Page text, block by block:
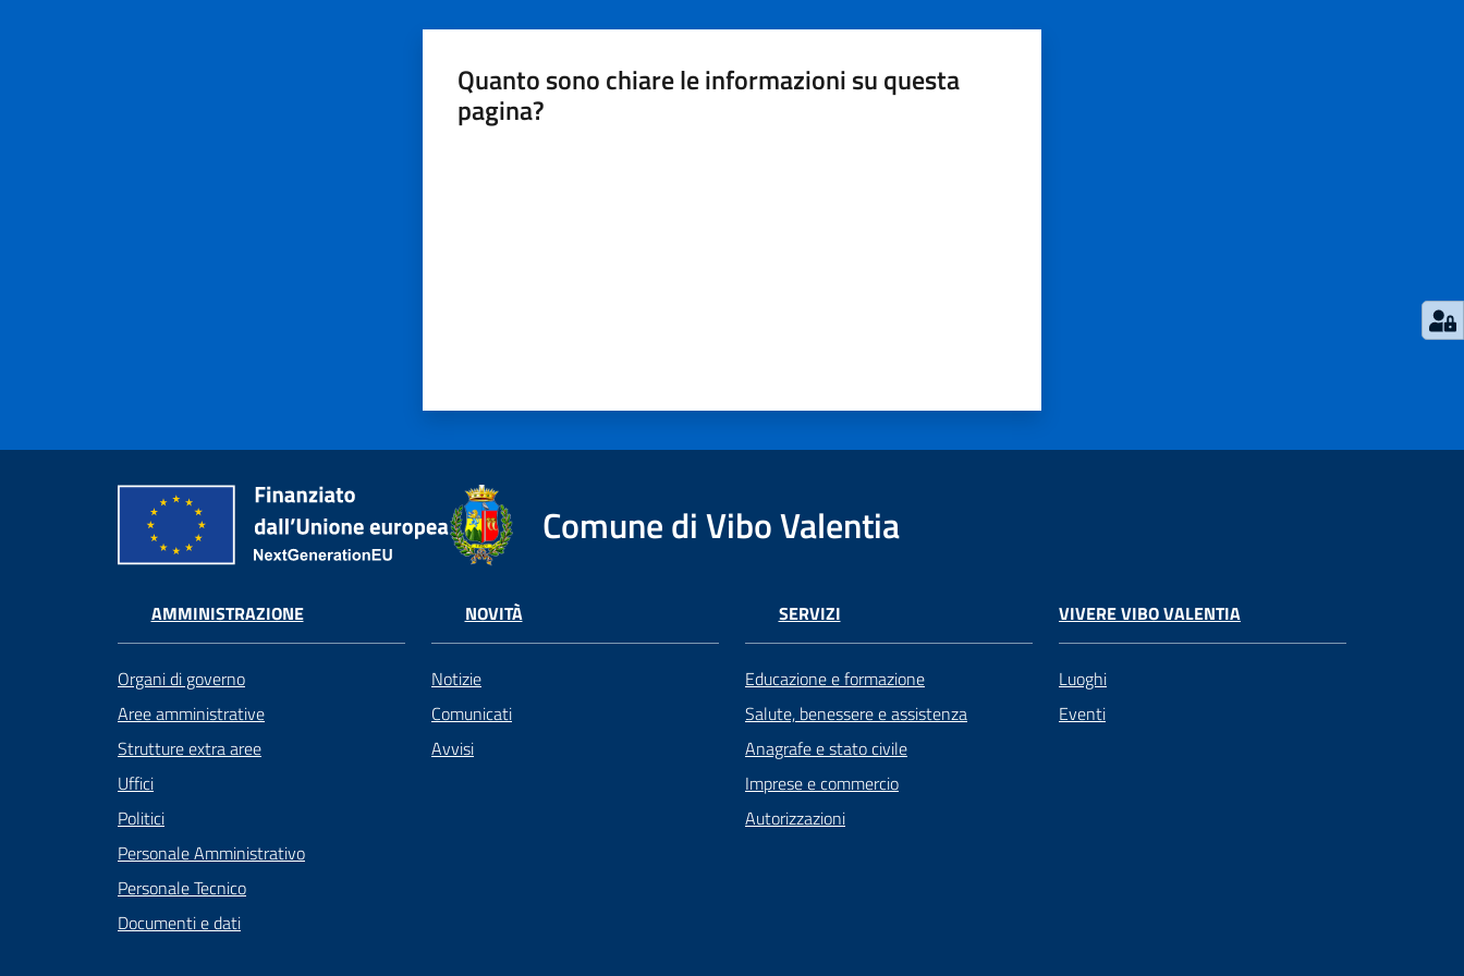
Quanto sono chiare le informazioni su questa
pagina?
Comune di Vibo Valentia
AMMINISTRAZIONE
Organi di governo
Aree amministrative
Strutture extra aree
Uffici
Politici
Personale Amministrativo
Personale Tecnico
Documenti e dati
NOVITÀ
Notizie
Comunicati
Avvisi
SERVIZI
Educazione e formazione
Salute, benessere e assistenza
Anagrafe e stato civile
Imprese e commercio
Autorizzazioni
VIVERE VIBO VALENTIA
Luoghi
Eventi